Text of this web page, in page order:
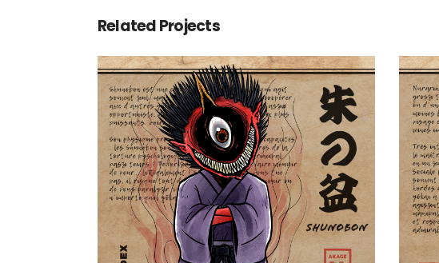
Related Projects
Shunobon 朱の盆
Yokaidex